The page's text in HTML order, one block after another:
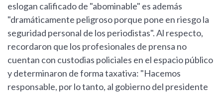
eslogan calificado de "abominable" es además
"dramáticamente peligroso porque pone en riesgo la
seguridad personal de los periodistas". Al respecto,
recordaron que los profesionales de prensa no
cuentan con custodias policiales en el espacio público
y determinaron de forma taxativa: "Hacemos
responsable, por lo tanto, al gobierno del presidente